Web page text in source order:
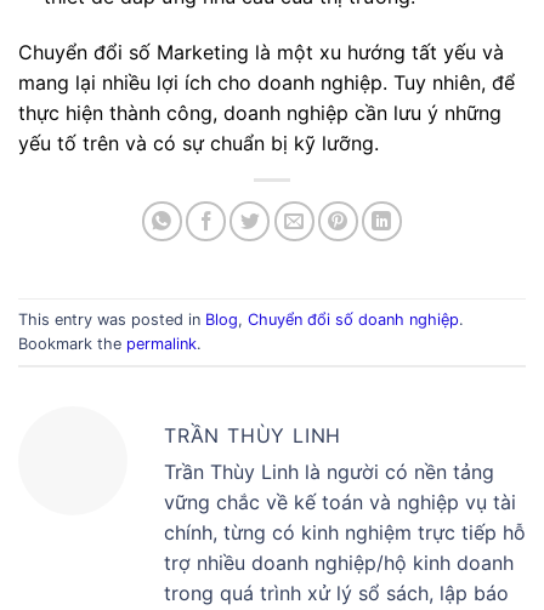
Chuyển đổi số Marketing là một xu hướng tất yếu và
mang lại nhiều lợi ích cho doanh nghiệp. Tuy nhiên, để
thực hiện thành công, doanh nghiệp cần lưu ý những
yếu tố trên và có sự chuẩn bị kỹ lưỡng.
This entry was posted in Blog, Chuyển đổi số doanh nghiệp.
Bookmark the permalink.
TRẦN THÙY LINH
Trần Thùy Linh là người có nền tảng
vững chắc về kế toán và nghiệp vụ tài
chính, từng có kinh nghiệm trực tiếp hỗ
trợ nhiều doanh nghiệp/hộ kinh doanh
trong quá trình xử lý sổ sách, lập báo